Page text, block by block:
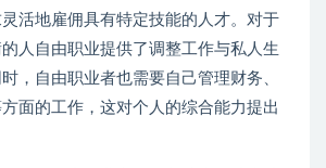
活地雇佣具有特定技能的人才。对于
人自由职业提供了调整工作与私人生
，自由职业者也需要自己管理财务、
面的工作，这对个人的综合能力提出